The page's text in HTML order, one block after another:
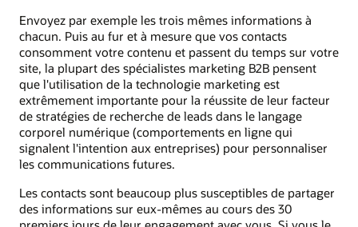
Envoyez par exemple les trois mêmes informations à
chacun. Puis au fur et à mesure que vos contacts
consomment votre contenu et passent du temps sur votre
site, la plupart des spécialistes marketing B2B pensent
que l'utilisation de la technologie marketing est
extrêmement importante pour la réussite de leur facteur
de stratégies de recherche de leads dans le langage
corporel numérique (comportements en ligne qui
signalent l'intention aux entreprises) pour personnaliser
les communications futures.
Les contacts sont beaucoup plus susceptibles de partager
des informations sur eux-mêmes au cours des 30